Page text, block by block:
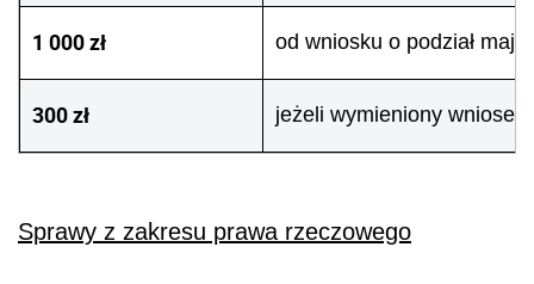
1 000 zł od wniosku o podział
300 zł jeżeli wymieniony wniosek
Sprawy z zakresu prawa rzeczowego